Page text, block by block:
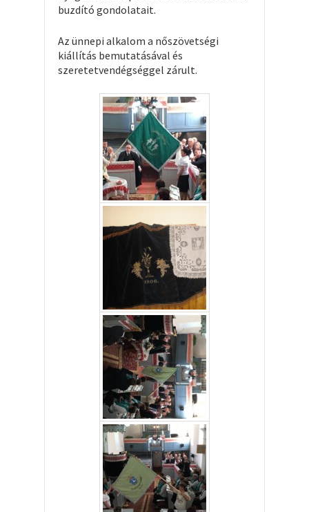
buzdító gondolatait.
Az ünnepi alkalom a nőszövetségi
kiállítás bemutatásával és
szeretetvendégséggel zárult.